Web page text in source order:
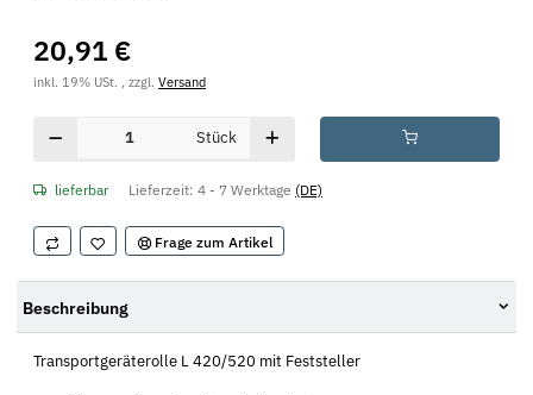
20,91 €
inkl. 19% USt. , zzgl. Versand
Stück
lieferbar Lieferzeit: 4 - 7 Werktage (DE)
Frage zum Artikel
Beschreibung
Transportgeräterolle L 420/520 mit Feststeller